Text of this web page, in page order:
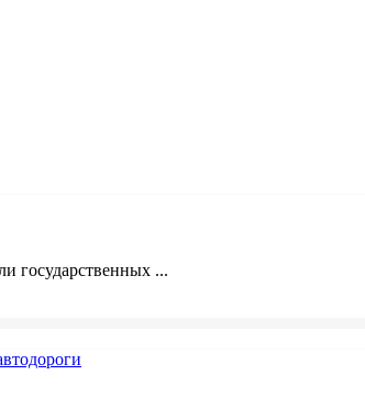
государственных ...